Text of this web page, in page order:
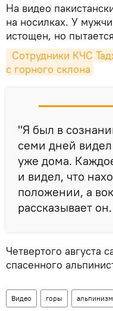
На видео
на носилках. У
истощен, но
с горного склона
"Я был в
семи дней
уже дома.
и видел, что
положении, а
рассказывает он.
Четвертого августа
спасенного
Видео горы альпинизм